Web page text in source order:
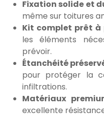
Fixation solide et
même sur toitures
Kit complet prêt à
les éléments
prévoir.
Étanchéité
pour protéger la
infiltrations.
Matériaux
excellente